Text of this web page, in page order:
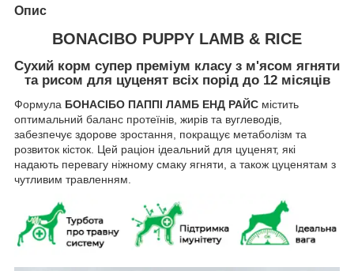
Опис
BONACIBO PUPPY LAMB & RICE
Сухий корм супер преміум класу з м'ясом ягняти
та рисом для цуценят всіх порід до 12 місяців
Формула БОНАСІБО ПАППІ ЛАМБ ЕНД РАЙС містить
оптимальний баланс протеїнів, жирів та вуглеводів,
забезпечує здорове зростання, покращує метаболізм та
розвиток кісток. Цей раціон ідеальний для цуценят, які
надають перевагу ніжному смаку ягняти, а також цуценятам з
чутливим травленням.